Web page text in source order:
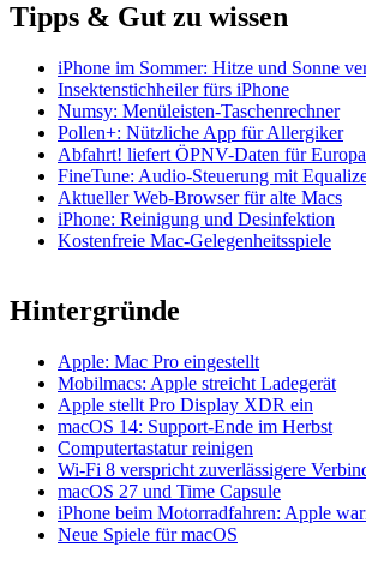
Tipps & Gut zu wissen
iPhone im Sommer: Hitze und Sonne
Insektenstichheiler fürs iPhone
Numsy: Menüleisten-Taschenrechner
Pollen+: Nützliche App für Allergiker
Abfahrt! liefert ÖPNV-Daten für Europa
FineTune: Audio-Steuerung mit
Aktueller Web-Browser für alte Macs
iPhone: Reinigung und Desinfektion
Kostenfreie Mac-Gelegenheitsspiele
Hintergründe
Apple: Mac Pro eingestellt
Mobilmacs: Apple streicht Ladegerät
Apple stellt Pro Display XDR ein
macOS 14: Support-Ende im Herbst
Computertastatur reinigen
Wi-Fi 8 verspricht zuverlässigere
macOS 27 und Time Capsule
iPhone beim Motorradfahren: Apple
Neue Spiele für macOS